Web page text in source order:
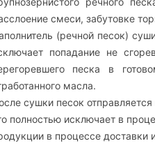
смеси, забутовке
(речной песок)
попадание не
песка в
масла.
сушки песок
полностью исключает в
в процессе доставки